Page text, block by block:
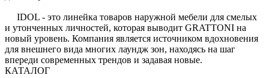
IDOL - это линейка товаров наружной мебели для смелых
и утонченных личностей, которая выводит GRATTONI на
новый уровень. Компания является источником вдохновения
для внешнего вида многих лаундж зон, находясь на шаг
впереди современных трендов и задавая новые.
КАТАЛОГ